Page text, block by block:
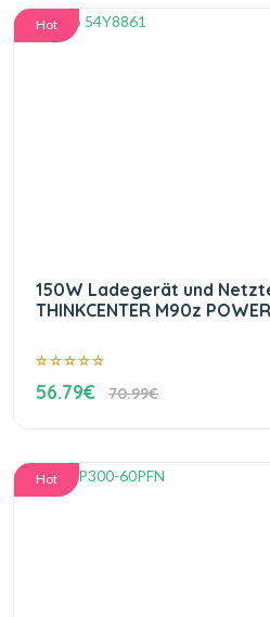
Hot
150W Ladegerät und
THINKCENTER M90z
56.79€ 70.99€
Hot